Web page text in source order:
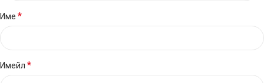
Име *
Имейл *